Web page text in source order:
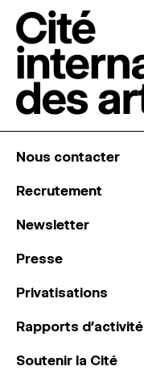
Nous contacter
Recrutement
Newsletter
Presse
Privatisations
Rapports d’activité
Soutenir la Cité